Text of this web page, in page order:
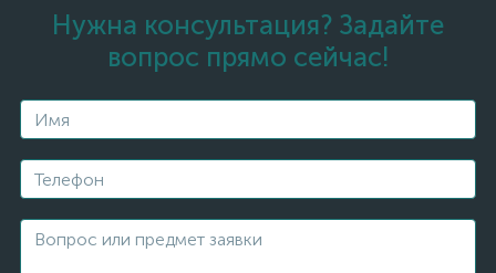
Нужна консультация? Задайте
вопрос прямо сейчас!